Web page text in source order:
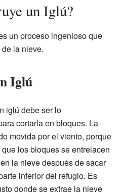
un Iglú?
un proceso ingenioso que
la nieve.
Iglú
iglú debe ser lo
cortarla en bloques. La
movida por el viento, porque
los bloques se entrelacen
la nieve después de sacar
inferior del refugio. Es
donde se extrae la nieve